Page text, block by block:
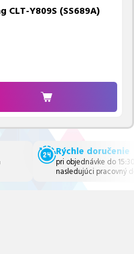
CLT-Y809S (SS689A)
Rýchle doručenie
pri objednávke do
nasledujúci pracovný